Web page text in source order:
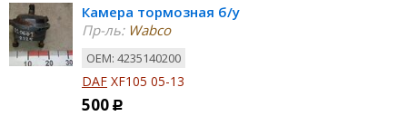
Камера тормозная б/у
Пр-ль:Wabco
ОЕМ: 4235140200
DAF XF105 05-13
500 Р